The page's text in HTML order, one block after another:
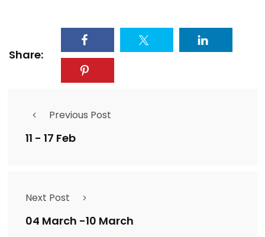
Share:
Previous Post
11 - 17 Feb
Next Post
04 March -10 March